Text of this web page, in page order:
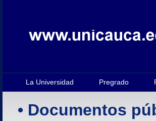
La Universidad Pregrado
• Documentos